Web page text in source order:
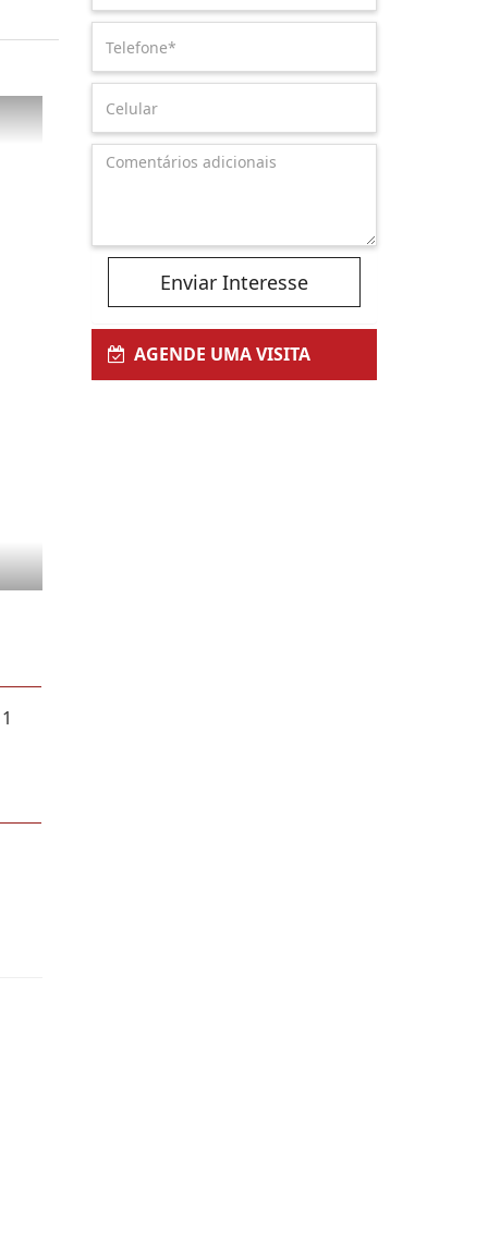
Enviar Interesse
AGENDE UMA VISITA